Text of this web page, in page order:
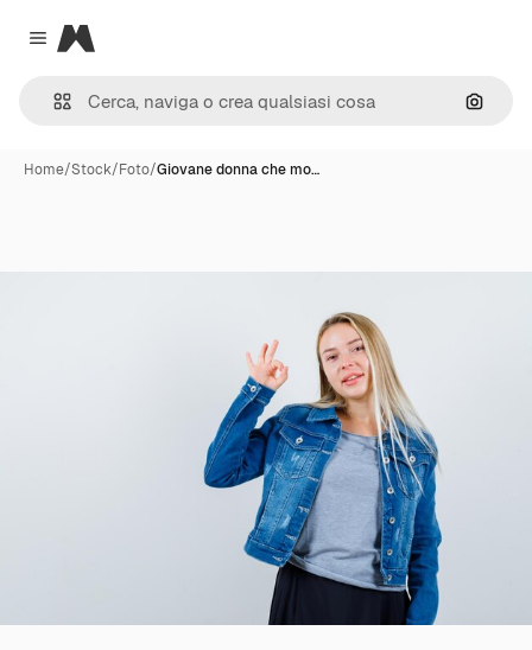
Close menu
Magnific
Cerca
Home/Stock/Foto/Giovane donna che mo…